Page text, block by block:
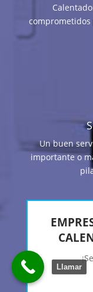
Un buen
importante o
Llamar